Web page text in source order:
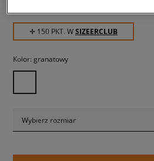
✛ 150 PKT. WSIZEERCLUB
Kolor: granatowy
Wybierz rozmiar